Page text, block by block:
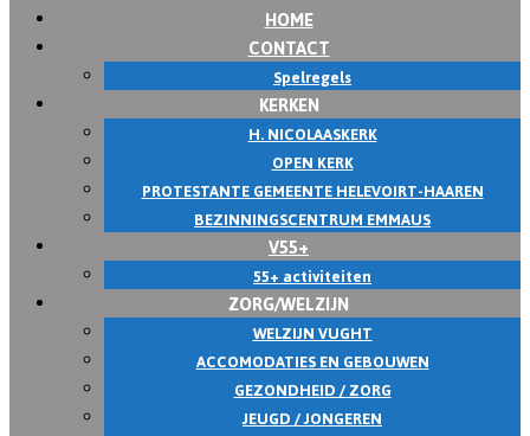
HOME
CONTACT
Spelregels
KERKEN
H. NICOLAASKERK
OPEN KERK
PROTESTANTE GEMEENTE HELEVOIRT-HAAREN
BEZINNINGSCENTRUM EMMAUS
V55+
55+ activiteiten
ZORG/WELZIJN
WELZIJN VUGHT
ACCOMODATIES EN GEBOUWEN
GEZONDHEID / ZORG
JEUGD / JONGEREN